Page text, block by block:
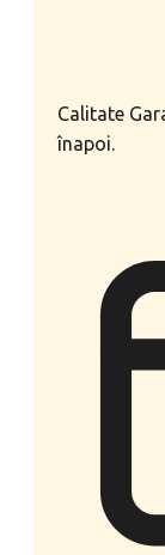
Calitate
înapoi.